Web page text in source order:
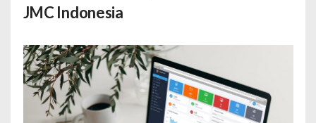
JMC Indonesia